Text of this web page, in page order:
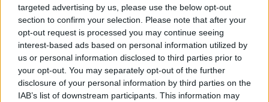
targeted advertising by us, please use the below opt-out
section to confirm your selection. Please note that after your
opt-out request is processed you may continue seeing
interest-based ads based on personal information utilized by
us or personal information disclosed to third parties prior to
your opt-out. You may separately opt-out of the further
disclosure of your personal information by third parties on the
IAB’s list of downstream participants. This information may